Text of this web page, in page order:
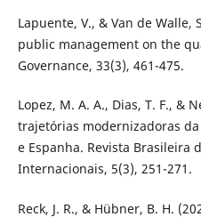
Lapuente, V., & Van de Walle,
public management on the
Governance, 33(3), 461-475.
Lopez, M. A. A., Dias, T. F., &
trajetórias modernizadoras
e Espanha. Revista Brasileira
Internacionais, 5(3), 251-271.
Reck, J. R., & Hübner, B. H.